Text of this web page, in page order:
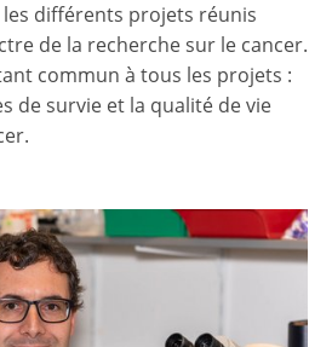
différents projets réunis
de la recherche sur le cancer.
commun à tous les projets :
de survie et la qualité de vie